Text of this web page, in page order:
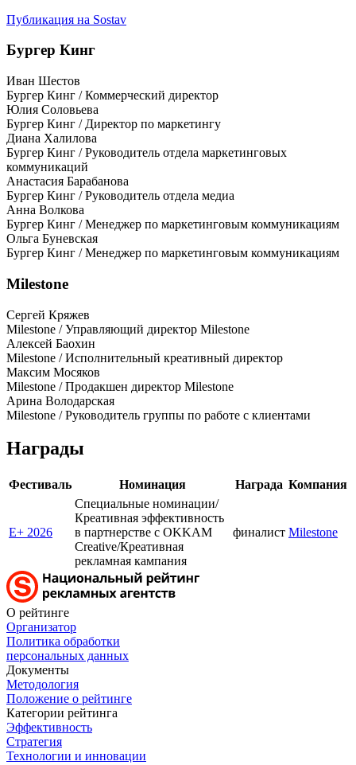
Публикация на Sostav
Бургер Кинг
Иван Шестов
Бургер Кинг / Коммерческий директор
Юлия Соловьева
Бургер Кинг / Директор по маркетингу
Диана Халилова
Бургер Кинг / Руководитель отдела маркетинговых
коммуникаций
Анастасия Барабанова
Бургер Кинг / Руководитель отдела медиа
Анна Волкова
Бургер Кинг / Менеджер по маркетинговым коммуникациям
Ольга Буневская
Бургер Кинг / Менеджер по маркетинговым коммуникациям
Milestone
Сергей Кряжев
Milestone / Управляющий директор Milestone
Алексей Баохин
Milestone / Исполнительный креативный директор
Максим Мосяков
Milestone / Продакшен директор Milestone
Арина Володарская
Milestone / Руководитель группы по работе с клиентами
Награды
Фестиваль Номинация Награда Компания
E+ 2026
Специальные номинации/
Креативная эффективность
в партнерстве с OKKAM
Creative/Креативная
рекламная кампания
финалист Milestone
О рейтинге
Организатор
Политика обработки
персональных данных
Документы
Методология
Положение о рейтинге
Категории рейтинга
Эффективность
Стратегия
Технологии и инновации